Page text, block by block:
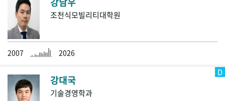
조천식모빌리티대학원
2007 2026
강대국
기술경영학과
D